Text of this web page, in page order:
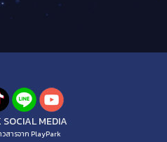
MEDIA
สารจาก PlayPark